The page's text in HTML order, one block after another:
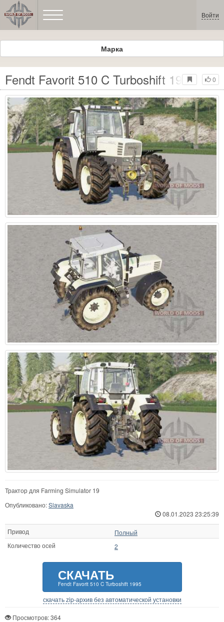
Войти
Марка
0
Fendt Favorit 510 C Turboshift 1995
Трактор для Farming Simulator 19
Опубликовано:Slavaska
08.01.2023 23:25:39
Привод
Полный
Количество осей
2
СКАЧАТЬ
Fendt Favorit 510 C Turboshift 1995
скачать zip-архив без автоматической установки
Просмотров: 364